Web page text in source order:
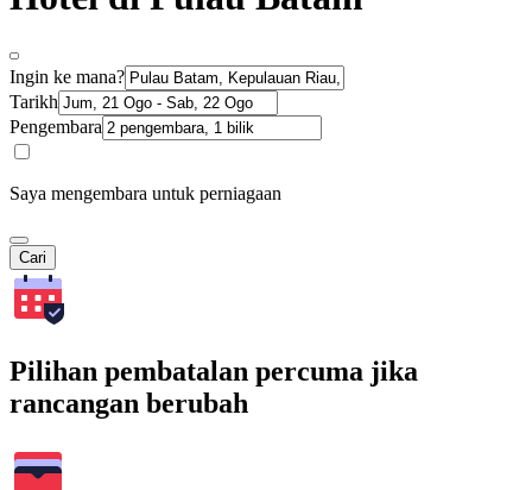
Ingin ke mana?
Tarikh
Pengembara
Saya mengembara untuk perniagaan
Cari
Pilihan pembatalan percuma jika
rancangan berubah